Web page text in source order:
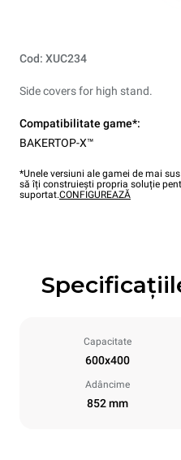
Cod: XUC234
Side covers for high stand.
Compatibilitate game*:
BAKERTOP-X™
*Unele versiuni ale gamei de mai
să îți construiești propria soluție
suportat.CONFIGUREAZĂ
Capacitate
600x400
Adâncime
852 mm